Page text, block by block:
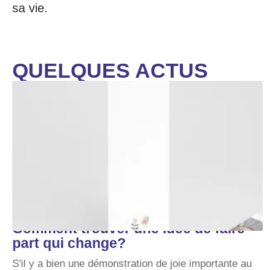
sa vie.
QUELQUES ACTUS
Comment trouver une idée de faire
part qui change?
S'il y a bien une démonstration de joie importante au